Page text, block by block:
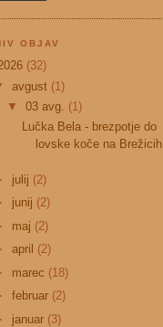
OBJAV
(32)
avgust (1)
▼03 avg. (1)
Lučka Bela - brezpotje do
lovske koče na Brežicih
julij (2)
junij (2)
maj (2)
april (2)
marec (18)
februar (2)
januar (3)